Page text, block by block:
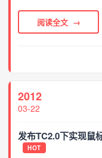
机子上测试计算100000
而中途手动中...
阅读全文
2012
03-22
发布TC2.0下实现鼠
HOT